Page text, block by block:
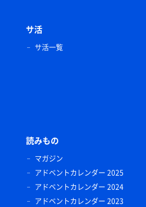
サ活
サ活一覧
読みもの
マガジン
アドベントカレンダー 2025
アドベントカレンダー 2024
アドベントカレンダー 2023